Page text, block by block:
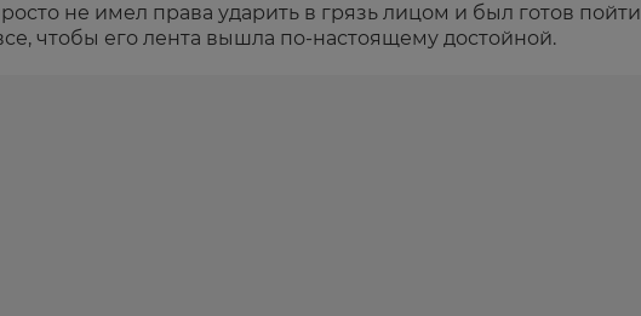
не имел права ударить в грязь лицом и был готов пойти
чтобы его лента вышла по-настоящему достойной.